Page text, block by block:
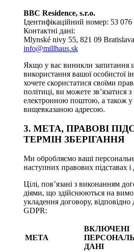
BBC Residence, s.r.o.
Ідентифікаційний номер: 53 076
Контактні дані:
Mlynské nivy 55, 821 09 Bratislava
info@millhaus.sk
Якщо у вас виникли запитання
використання вашої особистої
хочете скористатися своїми
політиці, ви можете
електронною поштою, а також у
вищевказаною адресою.
3. МЕТА, ПРАВОВІ
ТЕРМІН ЗБЕРІГАННЯ
Ми обробляємо ваші
наступних правових підставах
Цілі, пов’язані з виконанням
діями, що здійснюються на
укладення договору, відповідно
GDPR:
МЕТА
ВКЛЮЧЕНІ
ДАНІ